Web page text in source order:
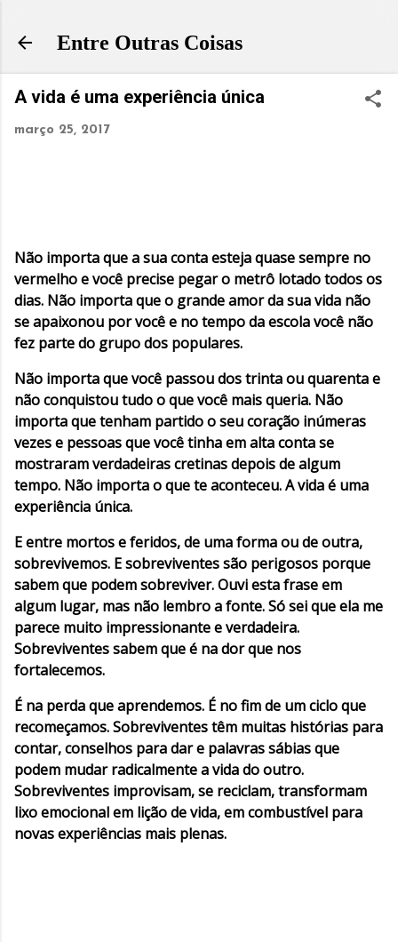
Entre Outras Coisas
A vida é uma experiência única
março 25, 2017
Não importa que a sua conta esteja quase sempre no
vermelho e você precise pegar o metrô lotado todos os
dias. Não importa que o grande amor da sua vida não
se apaixonou por você e no tempo da escola você não
fez parte do grupo dos populares.
Não importa que você passou dos trinta ou quarenta e
não conquistou tudo o que você mais queria. Não
importa que tenham partido o seu coração inúmeras
vezes e pessoas que você tinha em alta conta se
mostraram verdadeiras cretinas depois de algum
tempo. Não importa o que te aconteceu. A vida é uma
experiência única.
E entre mortos e feridos, de uma forma ou de outra,
sobrevivemos. E sobreviventes são perigosos porque
sabem que podem sobreviver. Ouvi esta frase em
algum lugar, mas não lembro a fonte. Só sei que ela me
parece muito impressionante e verdadeira.
Sobreviventes sabem que é na dor que nos
fortalecemos.
É na perda que aprendemos. É no fim de um ciclo que
recomeçamos. Sobreviventes têm muitas histórias para
contar, conselhos para dar e palavras sábias que
podem mudar radicalmente a vida do outro.
Sobreviventes improvisam, se reciclam, transformam
lixo emocional em lição de vida, em combustível para
novas experiências mais plenas.